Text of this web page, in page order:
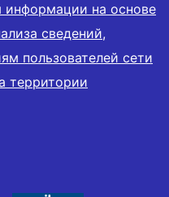
информации на основе
сведений,
пользователей сети
территории